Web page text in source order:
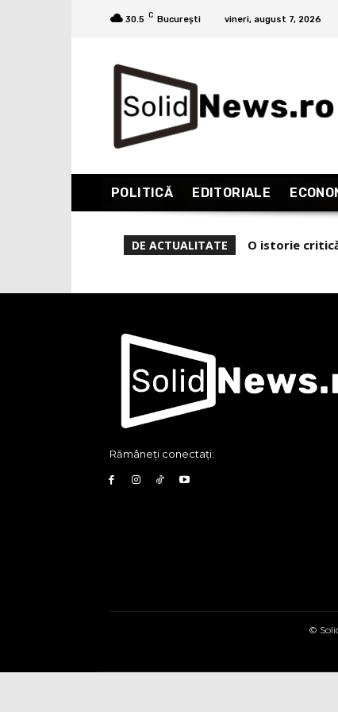
30.5 C București vineri, august 7, 2026
POLITICĂ EDITORIALE
DE ACTUALITATE O istorie
Rămâneți conectați:
©